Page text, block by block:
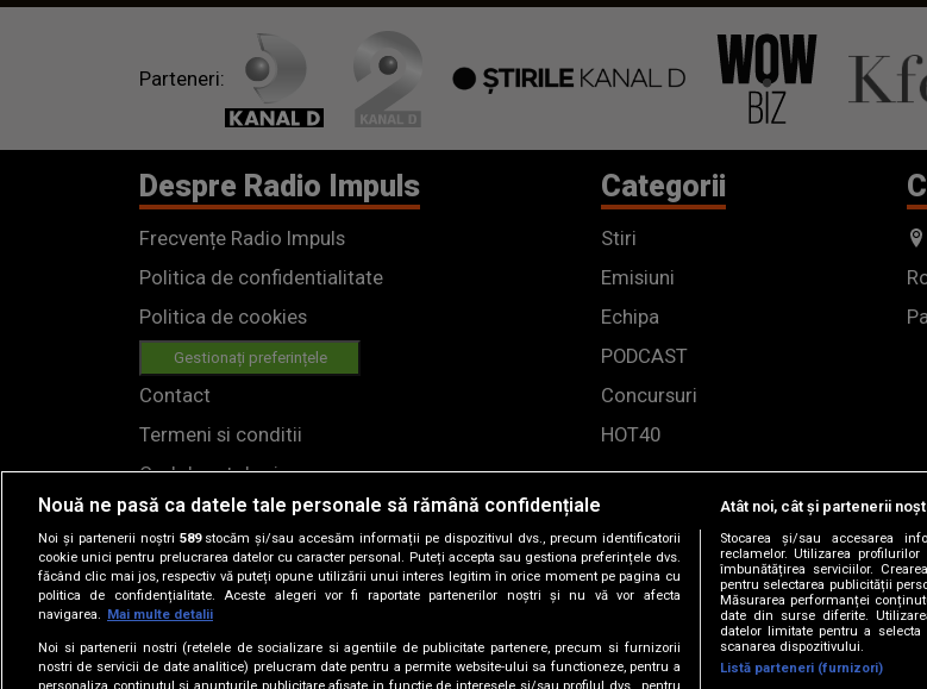
Parteneri:
Despre Radio Impuls
Frecvențe Radio Impuls
Politica de confidentialitate
Politica de cookies
Gestionați preferințele
Contact
Termeni si conditii
Cod deontologic
Regulamente
Categorii
Stiri
Emisiuni
Echipa
PODCAST
Concursuri
HOT40
Nouă ne pasă ca datele tale personale să rămână confidențiale
Noi și partenerii noștri 589stocăm și/sau accesăm informații pe dispozitivul dvs., precum identificatorii
cookie unici pentru prelucrarea datelor cu caracter personal. Puteți accepta sau gestiona preferințele dvs.
făcând clic mai jos, respectiv vă puteți opune utilizării unui interes legitim în orice moment pe pagina cu
politica de confidențialitate. Aceste alegeri vor fi raportate partenerilor noștri și nu vă vor afecta
navigarea.
Mai multe detalii
Noi si partenerii nostri (retelele de socializare si agentiile de publicitate partenere, precum si furnizorii
nostri de servicii de date analitice) prelucram date pentru a permite website-ului sa functioneze, pentru a
personaliza continutul si anunturile publicitare afisate in functie de interesele si/sau profilul dvs., pentru
Atât noi, cât și partenerii
Stocarea și/sau accesarea
reclamelor. Utilizarea
îmbunătățirea serviciilor.
pentru selectarea publicității
Măsurarea performanței
date din surse diferite.
datelor limitate pentru a
scanarea dispozitivului.
Listă parteneri (furnizori)